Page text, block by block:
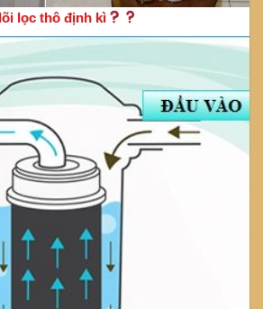
lọc thô định kì